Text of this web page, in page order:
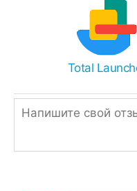
Чем распаковать zip
Иногда браузеры
APK в ZIP, поэтому
Однако, если
Total